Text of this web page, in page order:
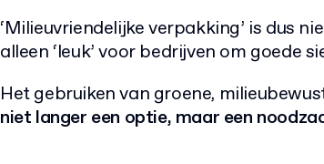
‘Milieuvriendelijke verpakking’ is dus
alleen ‘leuk’ voor bedrijven om goede
Het gebruiken van groene,
niet langer een optie, maar een